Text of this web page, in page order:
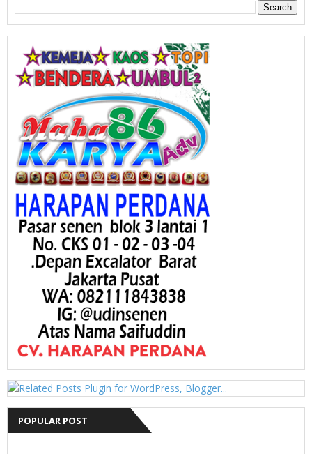
POPULAR POST